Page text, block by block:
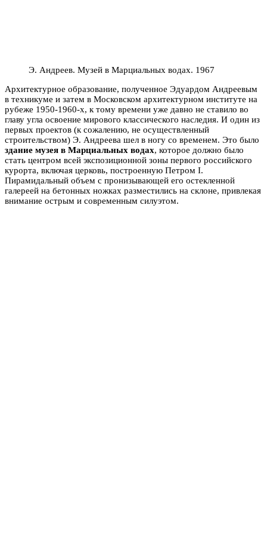
Э. Андреев. Музей в Марциальных водах. 1967
Архитектурное образование, полученное Эдуардом Андреевым
в техникуме и затем в Московском архитектурном институте на
рубеже 1950-1960-х, к тому времени уже давно не ставило во
главу угла освоение мирового классического наследия. И один из
первых проектов (к сожалению, не осуществленный
строительством) Э. Андреева шел в ногу со временем. Это было
здание музея в Марциальных водах, которое должно было
стать центром всей экспозиционной зоны первого российского
курорта, включая церковь, построенную Петром I.
Пирамидальный объем с пронизывающей его остекленной
галереей на бетонных ножках разместились на склоне, привлекая
внимание острым и современным силуэтом.